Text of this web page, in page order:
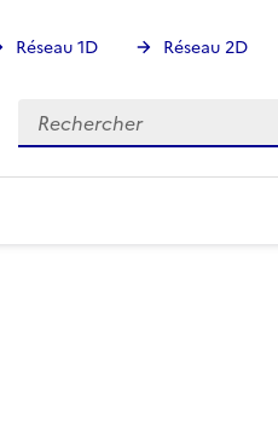
Réseau 1D Réseau 2D
Rechercher
Rechercher